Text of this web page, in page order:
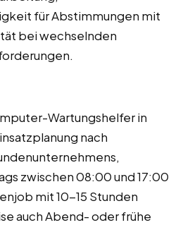
für Abstimmungen mit
bei wechselnden
Wartungshelfer in
nach
zwischen 08:00 und 17:00
mit 10-15 Stunden
auch Abend- oder frühe